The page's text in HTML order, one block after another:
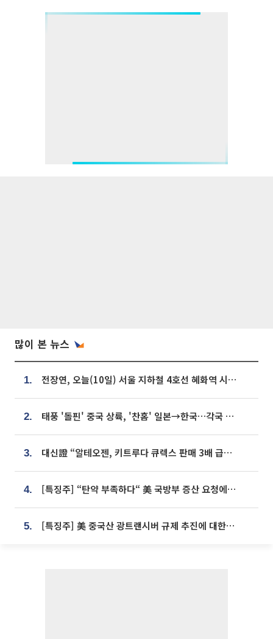
많이 본 뉴스
1. 전장연, 오늘(10일) 서울 지하철 4호선 혜화역 시위…1호선 용산역 무정차
2. 태풍 '돌핀' 중국 상륙, '찬홈' 일본→한국…각국 기상청 예상 경로는?
3. 대신證 “알테오젠, 키트루다 큐렉스 판매 3배 급증…목표가 41만원 상향”
4. [특징주] “탄약 부족하다“ 美 국방부 증산 요청에⋯국내 방산주 급등세
5. [특징주] 美 중국산 광트랜시버 규제 추진에 대한광통신 등 광통신株 강세